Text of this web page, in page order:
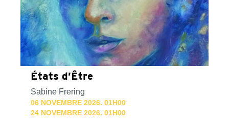
États d’Être
Sabine Frering
06 NOVEMBRE 2026. 01H00
24 NOVEMBRE 2026. 01H00